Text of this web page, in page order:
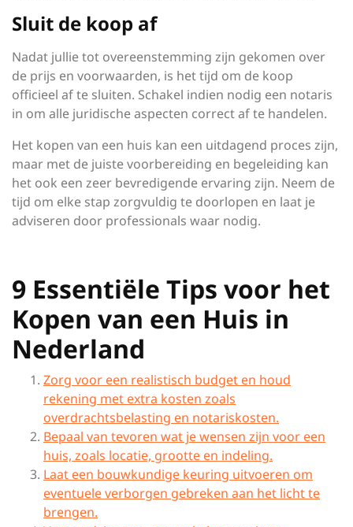
Sluit de koop af
Nadat jullie tot overeenstemming zijn gekomen over
de prijs en voorwaarden, is het tijd om de koop
officieel af te sluiten. Schakel indien nodig een notaris
in om alle juridische aspecten correct af te handelen.
Het kopen van een huis kan een uitdagend proces zijn,
maar met de juiste voorbereiding en begeleiding kan
het ook een zeer bevredigende ervaring zijn. Neem de
tijd om elke stap zorgvuldig te doorlopen en laat je
adviseren door professionals waar nodig.
9 Essentiële Tips voor het
Kopen van een Huis in
Nederland
Zorg voor een realistisch budget en houd
rekening met extra kosten zoals
overdrachtsbelasting en notariskosten.
Bepaal van tevoren wat je wensen zijn voor een
huis, zoals locatie, grootte en indeling.
Laat een bouwkundige keuring uitvoeren om
eventuele verborgen gebreken aan het licht te
brengen.